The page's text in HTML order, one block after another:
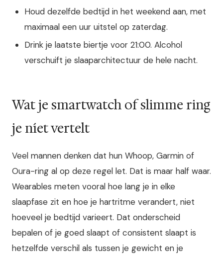
Houd dezelfde bedtijd in het weekend aan, met
maximaal een uur uitstel op zaterdag.
Drink je laatste biertje voor 21:00. Alcohol
verschuift je slaaparchitectuur de hele nacht.
Wat je smartwatch of slimme ring
je níet vertelt
Veel mannen denken dat hun Whoop, Garmin of
Oura-ring al op deze regel let. Dat is maar half waar.
Wearables meten vooral hoe lang je in elke
slaapfase zit en hoe je hartritme verandert, niet
hoeveel je bedtijd varieert. Dat onderscheid
bepalen of je goed slaapt of consistent slaapt is
hetzelfde verschil als tussen je gewicht en je